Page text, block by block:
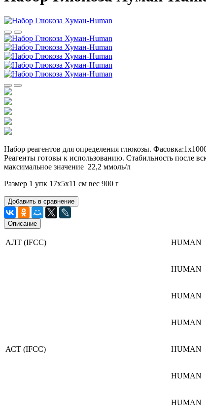
Набор реагентов для определения глюкозы.
Реагенты готовы к использованию. Стабильность после
максимальное значение 22,2 ммоль/л
Размер 1 упк 17х5х11 см вес 900 г
Добавить в сравнение
Описание
АЛТ (IFCC) HUMAN
HUMAN
HUMAN
HUMAN
АСТ (IFCC) HUMAN
HUMAN
HUMAN